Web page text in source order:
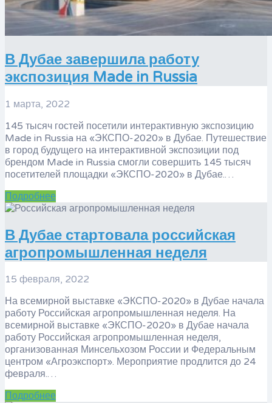
В Дубае завершила работу
экспозиция Made in Russia
1 марта, 2022
145 тысяч гостей посетили интерактивную экспозицию
Made in Russia на «ЭКСПО-2020» в Дубае. Путешествие
в город будущего на интерактивной экспозиции под
брендом Made in Russia смогли совершить 145 тысяч
посетителей площадки «ЭКСПО-2020» в Дубае.…
Подробнее
​В Дубае стартовала российская
агропромышленная неделя
15 февраля, 2022
На всемирной выставке «ЭКСПО-2020» в Дубае начала
работу Российская агропромышленная неделя. На
всемирной выставке «ЭКСПО-2020» в Дубае начала
работу Российская агропромышленная неделя,
организованная Минсельхозом России и Федеральным
центром «Агроэкспорт». Мероприятие продлится до 24
февраля.…
Подробнее